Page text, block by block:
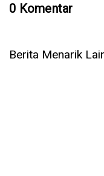
0 Komentar
Berita Menarik